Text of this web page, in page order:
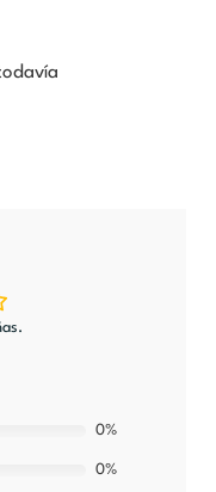
0%
0%